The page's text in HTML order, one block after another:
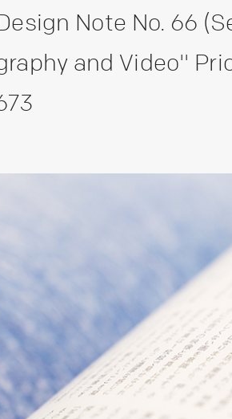
Note No. 66
and Video"